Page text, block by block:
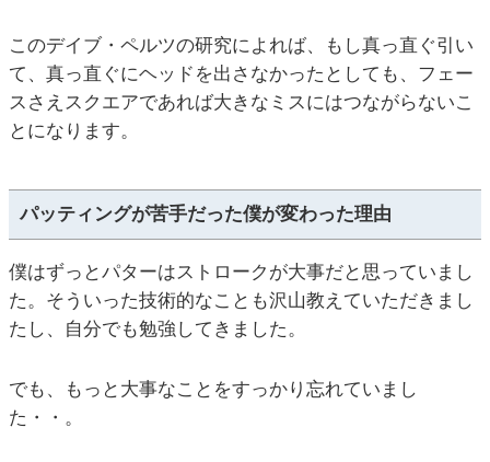
このデイブ・ペルツの研究によれば、もし真っ直ぐ引い
て、真っ直ぐにヘッドを出さなかったとしても、フェー
スさえスクエアであれば大きなミスにはつながらないこ
とになります。
パッティングが苦手だった僕が変わった理由
僕はずっとパターはストロークが大事だと思っていまし
た。そういった技術的なことも沢山教えていただきまし
たし、自分でも勉強してきました。
でも、もっと大事なことをすっかり忘れていまし
た・・。